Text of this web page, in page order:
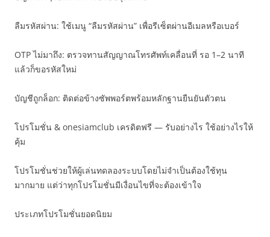
ลืมรหัสผ่าน: ใช้เมนู “ลืมรหัสผ่าน” เพื่อรีเซ็ตผ่านอีเมลหรือเบอร์
OTP ไม่มาถึง: ตรวจทานสัญญาณโทรศัพท์เคลื่อนที่ รอ 1–2 นาที
แล้วก็ขอรหัสใหม่
บัญชีถูกล็อก: ติดต่อข้างซัพพอร์ตพร้อมหลักฐานยืนยันตัวตน
โปรโมชั่น & onesiamclub เครดิตฟรี — รับอย่างไร ใช้อย่างไรให้
คุ้ม
โปรโมชั่นช่วยให้ผู้เล่นทดลองระบบโดยไม่จำเป็นต้องใช้ทุน
มากมาย แต่ว่าทุกโปรโมชั่นมีเงื่อนไขที่จะต้องเข้าใจ
ประเภทโปรโมชั่นยอดนิยม